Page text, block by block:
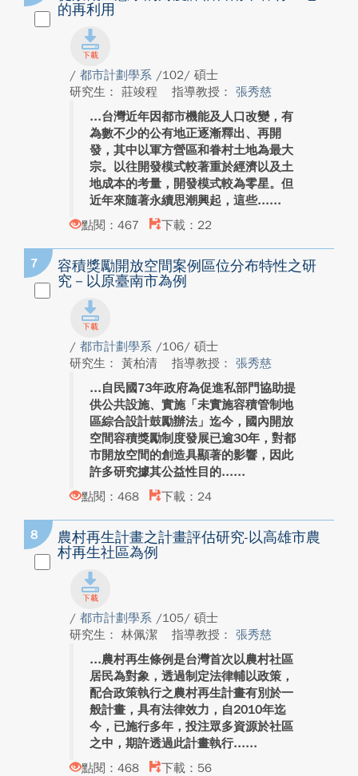
的再利用
/ 都市計劃學系 /102/ 碩士
研究生： 莊竣程
指導教授： 張秀慈
台灣近年因都市機能及人口改變，有
為數不少的公有地正逐漸釋出、再開
發，其中以軍方營區和眷村土地為最大
宗。以往開發模式較著重於經濟以及土
地成本的考量，開發模式較為零星。但
近年來隨著永續思潮興起，這些...
點閱：467
下載：22
7
容積獎勵開放空間案例區位分布特性之研
究－以原臺南市為例
/ 都市計劃學系 /106/ 碩士
研究生： 黃柏清
指導教授： 張秀慈
自民國73年政府為促進私部門協助提
供公共設施、實施「未實施容積管制地
區綜合設計鼓勵辦法」迄今，國內開放
空間容積獎勵制度發展已逾30年，對都
市開放空間的創造具顯著的影響，因此
許多研究據其公益性目的...
點閱：468
下載：24
8
農村再生計畫之計畫評估研究-以高雄市農
村再生社區為例
/ 都市計劃學系 /105/ 碩士
研究生： 林佩潔
指導教授： 張秀慈
農村再生條例是台灣首次以農村社區
居民為對象，透過制定法律輔以政策，
配合政策執行之農村再生計畫有別於一
般計畫，具有法律效力，自2010年迄
今，已施行多年，投注眾多資源於社區
之中，期許透過此計畫執行...
點閱：468
下載：56